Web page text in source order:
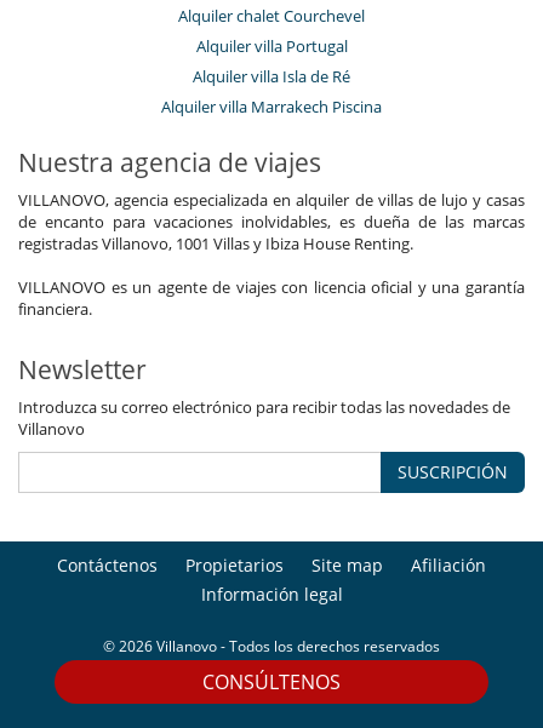
CONSÚLTENOS
Alquiler chalet Courchevel
Alquiler villa Portugal
Alquiler villa Isla de Ré
Alquiler villa Marrakech Piscina
Nuestra agencia de viajes
VILLANOVO, agencia especializada en alquiler de villas de lujo y casas
de encanto para vacaciones inolvidables, es dueña de las marcas
registradas Villanovo, 1001 Villas y Ibiza House Renting.
VILLANOVO es un agente de viajes con licencia oficial y una garantía
financiera.
Newsletter
Introduzca su correo electrónico para recibir todas las novedades de
Villanovo
SUSCRIPCIÓN
Contáctenos Propietarios Site map
Afiliación
Información legal
© 2026 Villanovo - Todos los derechos reservados